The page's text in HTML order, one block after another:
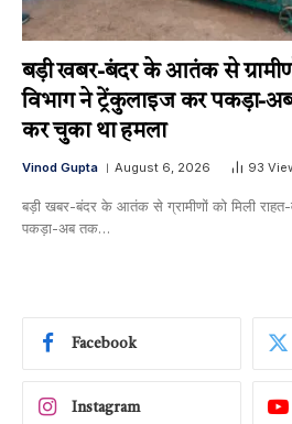
बड़ी खबर-बंदर के आतंक से
विभाग ने ट्रेंकुलाइज कर पकड़ा-अब
कर चुका था हमला
Vinod Gupta August 6, 2026 93
बड़ी खबर-बंदर के आतंक से ग्रामीणों को मिली
पकड़ा-अब तक…
Facebook
Instagram